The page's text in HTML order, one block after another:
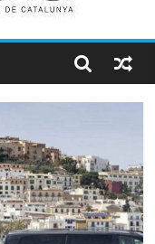
en COOLTURA FM.